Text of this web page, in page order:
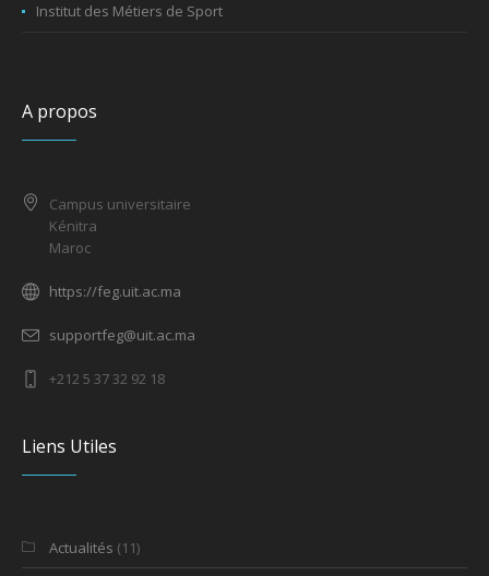
Institut des Métiers de Sport
A propos
Campus universitaire
Kénitra
Maroc
https://feg.uit.ac.ma
supportfeg@uit.ac.ma
+212 5 37 32 92 18
Liens Utiles
Actualités (11)